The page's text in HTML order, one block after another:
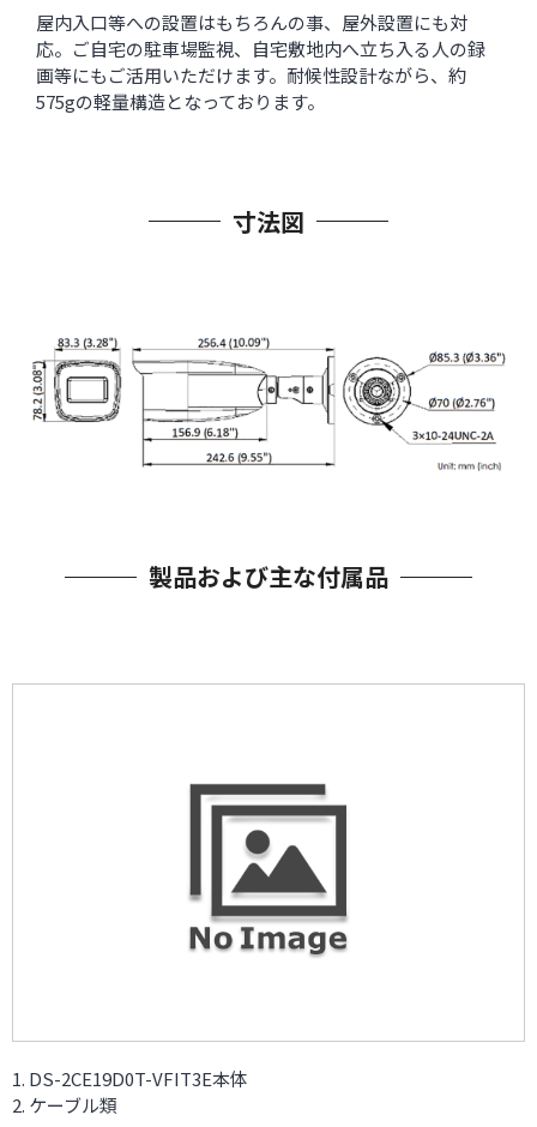
屋内入口等への設置はもちろんの事、屋外設置にも対
応。ご自宅の駐車場監視、自宅敷地内へ立ち入る人の録
画等にもご活用いただけます。耐候性設計ながら、約
575gの軽量構造となっております。
寸法図
製品および主な付属品
DS-2CE19D0T-VFIT3E本体
ケーブル類